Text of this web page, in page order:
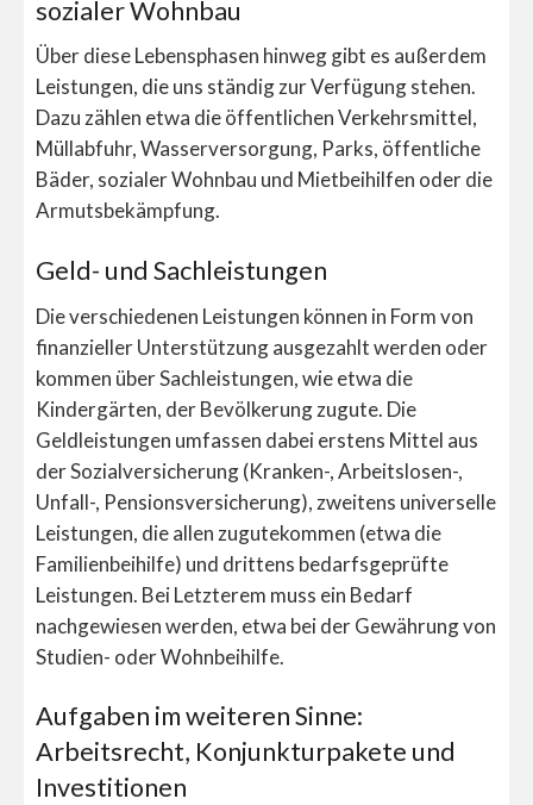
sozialer Wohnbau
Über diese Lebensphasen hinweg gibt es außerdem
Leistungen, die uns ständig zur Verfügung stehen.
Dazu zählen etwa die öffentlichen Verkehrsmittel,
Müllabfuhr, Wasserversorgung, Parks, öffentliche
Bäder, sozialer Wohnbau und Mietbeihilfen oder die
Armutsbekämpfung.
Geld- und Sachleistungen
Die verschiedenen Leistungen können in Form von
finanzieller Unterstützung ausgezahlt werden oder
kommen über Sachleistungen, wie etwa die
Kindergärten, der Bevölkerung zugute. Die
Geldleistungen umfassen dabei erstens Mittel aus
der Sozialversicherung (Kranken-, Arbeitslosen-,
Unfall-, Pensionsversicherung), zweitens universelle
Leistungen, die allen zugutekommen (etwa die
Familienbeihilfe) und drittens bedarfsgeprüfte
Leistungen. Bei Letzterem muss ein Bedarf
nachgewiesen werden, etwa bei der Gewährung von
Studien- oder Wohnbeihilfe.
Aufgaben im weiteren Sinne:
Arbeitsrecht, Konjunkturpakete und
Investitionen